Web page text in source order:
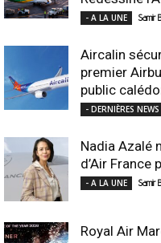
- A LA UNE Samir
Aircalin
premier
public
- DERNIÈRES NEWS
Nadia Azalé
d’Air France
- A LA UNE Samir
Royal Air